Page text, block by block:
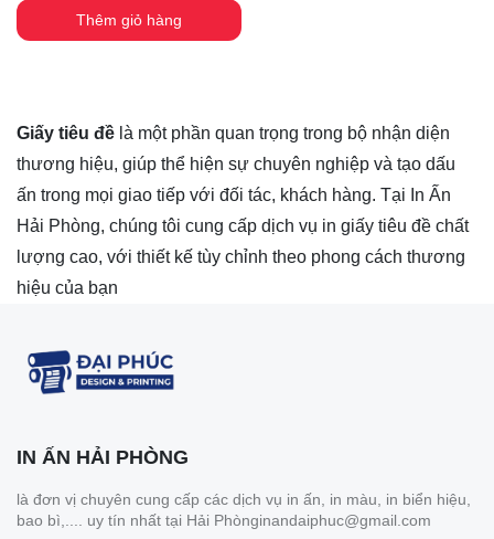
Thêm giỏ hàng
Giấy tiêu đề là một phần quan trọng trong bộ nhận diện
thương hiệu, giúp thể hiện sự chuyên nghiệp và tạo dấu
ấn trong mọi giao tiếp với đối tác, khách hàng. Tại In Ấn
Hải Phòng, chúng tôi cung cấp dịch vụ in giấy tiêu đề chất
lượng cao, với thiết kế tùy chỉnh theo phong cách thương
hiệu của bạn
IN ẤN HẢI PHÒNG
là đơn vị chuyên cung cấp các dịch vụ in ấn, in màu, in biển hiệu,
bao bì,.... uy tín nhất tại Hải Phònginandaiphuc@gmail.com